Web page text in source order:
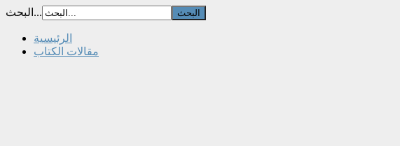
البحث...
الرئيسية
مقالات الكتاب